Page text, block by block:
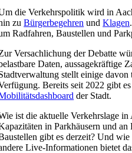
die Verkehrspolitik wird in
zuBürgerbegehren undKlagen
Radfahren, Baustellen und
Versachlichung der Debatte
Daten, aussagekräftige
stellt einige
Bereits seit 2022 gibt
der Stadt.
ist die aktuelle Verkehrslage in
in Parkhäusern und an
gibt es derzeit? Und
Live-Informationen bietet